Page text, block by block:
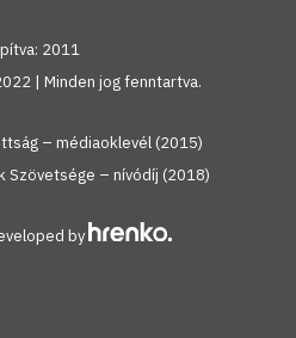
2011
| Minden jog fenntartva.
– médiaoklevél (2015)
Szövetsége – nívódíj (2018)
by